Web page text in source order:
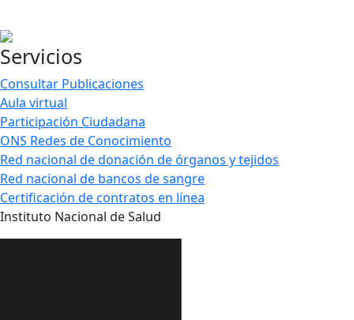
Servicios
Consultar Publicaciones
Aula virtual
Participación Ciudadana
ONS Redes de Conocimiento
Red nacional de donación de órganos y tejidos
Red nacional de bancos de sangre
Certificación de contratos en línea
Instituto Nacional de Salud